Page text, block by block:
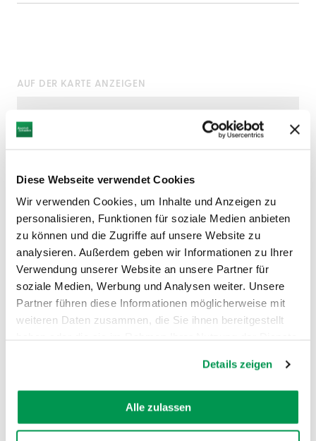
Diese Webseite verwendet Cookies
Wir verwenden Cookies, um Inhalte und Anzeigen zu
personalisieren, Funktionen für soziale Medien anbieten
zu können und die Zugriffe auf unsere Website zu
analysieren. Außerdem geben wir Informationen zu Ihrer
Verwendung unserer Website an unsere Partner für
soziale Medien, Werbung und Analysen weiter. Unsere
Partner führen diese Informationen möglicherweise mit
weiteren Daten zusammen, die Sie ihnen bereitgestellt
Details zeigen
Alle zulassen
AUF DER KARTE ANZEIGEN
Veranstaltungen